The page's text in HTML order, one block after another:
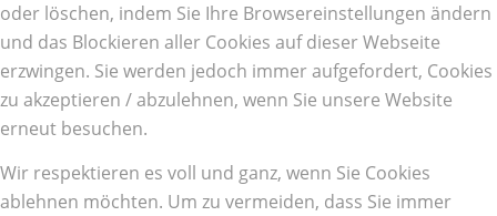
oder löschen, indem Sie Ihre Browsereinstellungen ändern
und das Blockieren aller Cookies auf dieser Webseite
erzwingen. Sie werden jedoch immer aufgefordert, Cookies
zu akzeptieren / abzulehnen, wenn Sie unsere Website
erneut besuchen.
Wir respektieren es voll und ganz, wenn Sie Cookies
ablehnen möchten. Um zu vermeiden, dass Sie immer